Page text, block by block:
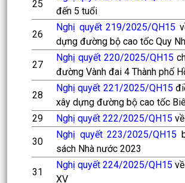
25
đến 5 tuổi
26
Nghị quyết 219/2025/QH15
dựng đường bộ cao tốc Quy
27
Nghị quyết 220/2025/QH15
đường Vành đai 4 Thành phố
28
Nghị quyết 221/2025/QH15
xây dựng đường bộ cao tốc
29 Nghị quyết 222/2025/QH15
30
Nghị quyết 223/2025/QH15
sách Nhà nước 2023
31
Nghị quyết 224/2025/QH15
XV